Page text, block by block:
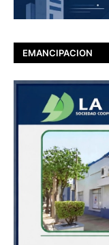
EMANCIPACION